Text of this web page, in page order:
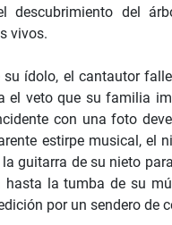
del
vivos.
ídolo, el cantautor
el veto que su familia
con una foto
estirpe musical, el
guitarra de su nieto
la tumba de su
por un sendero de